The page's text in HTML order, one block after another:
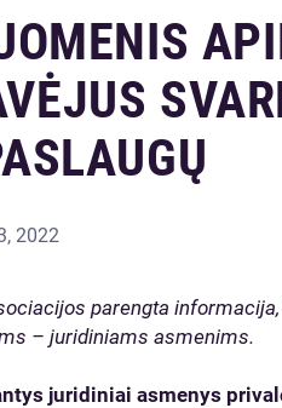
2022
parengta
– juridiniams asmenims.
juridiniai asmenys